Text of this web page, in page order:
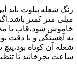
میلی متر کمتر
خاموش شود،قاب یا
به آهستگی و با دقت
شعله آن کوتاه
ساعت بچرخانید تا